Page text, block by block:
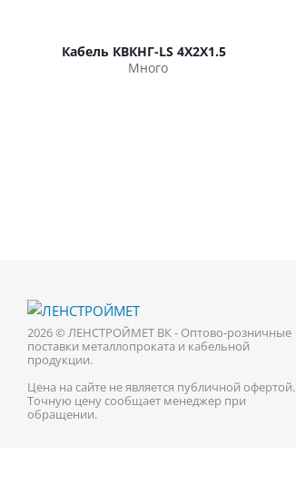
Кабель КВКНГ-LS 4Х2Х1.5
Много
2026 © ЛЕНСТРОЙМЕТ ВК - Оптово-розничные
поставки металлопроката и кабельной
продукции.
Цена на сайте не является публичной офертой.
Точную цену сообщает менеджер при
обращении.